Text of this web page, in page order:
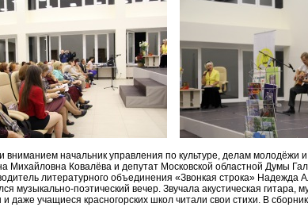
начальник управления по культуре, делам молодёжи и
Михайловна Ковалёва и депутат Московской областной Думы
литературного объединения «Звонкая строка» Надежда
музыкально-поэтический вечер. Звучала акустическая
и даже учащиеся красногорских школ читали свои стихи. В